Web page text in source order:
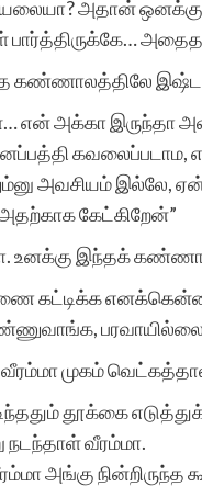
அதான்
கண்ணாலத்திலே
என் அக்கா
கவலைப்படாம,
அவசியம் இல்லே,
கேட்கிறேன்”
உனக்கு இந்தக்
கட்டிக்க எனக்கென்ன
வீரம்மா முகம்
தூக்கை
நடந்தாள் வீரம்மா.
அங்கு நின்றிருந்த